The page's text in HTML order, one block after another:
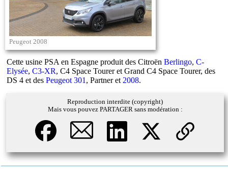
Peugeot 2008
Cette usine PSA en Espagne produit des CitroënBerlingo,C-
Elysée,C3-XR, C4 Space Tourer et Grand C4 Space Tourer, des
DS 4 et desPeugeot 301 , Partner et 2008.
Reproduction interdite (copyright)
Mais vous pouvez PARTAGER sans modération :